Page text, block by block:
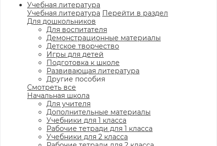
Учебная литература
Учебная литература Перейти в раздел
Для дошкольников
Для воспитателя
Демонстрационные материалы
Детское творчество
Игры для детей
Подготовка к школе
Развивающая литература
Другие пособия
Смотреть все
Начальная школа
Для учителя
Дополнительные материалы
Учебники для 1 класса
Рабочие тетради для 1 класса
Учебники для 2 класса